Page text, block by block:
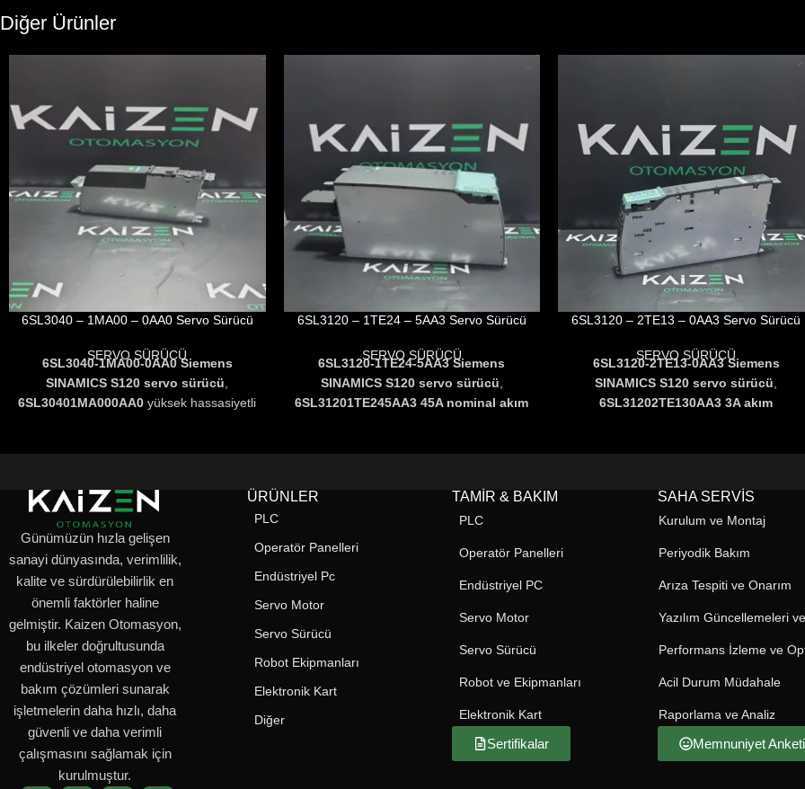
Diğer Ürünler
6SL3040 – 1MA00 – 0AA0 Servo Sürücü
SERVO SÜRÜCÜ
6SL3040-1MA00-0AA0 Siemens
SINAMICS S120 servo sürücü
6SL30401MA000AA0yüksek hassasiyetli
ve enerji verimliliği sağlayan akıllı
sürücü teknolojisiyle
uygulamalarda bile üstün performans
sunar.
6SL3120 – 1TE24 – 5AA3 Servo Sürücü
SERVO SÜRÜCÜ
6SL3120-1TE24-5AA3 Siemens
SINAMICS S120 servo sürücü
6SL31201TE245AA345A nominal akım
PROFIBUS ve EtherCAT desteği ile
kolay entegrasyon sağlar
6SL3120 – 2TE13 – 0AA3 Servo Sürücü
SERVO SÜRÜCÜ
6SL3120-2TE13-0AA3 Siemens
SINAMICS S120 servo sürücü
6SL31202TE130AA33A akım
PROFIBUS ve EtherCAT desteği
sayesinde sistemlere kolay
Günümüzün hızla gelişen
sanayi dünyasında, verimlilik,
kalite ve sürdürülebilirlik en
önemli faktörler haline
gelmiştir. Kaizen Otomasyon,
bu ilkeler doğrultusunda
endüstriyel otomasyon ve
bakım çözümleri sunarak
işletmelerin daha hızlı, daha
güvenli ve daha verimli
çalışmasını sağlamak için
kurulmuştur.
ÜRÜNLER
PLC
Operatör Panelleri
Endüstriyel Pc
Servo Motor
Servo Sürücü
Robot Ekipmanları
Elektronik Kart
Diğer
TAMIR & BAKIM
PLC
Operatör Panelleri
Endüstriyel PC
Servo Motor
Servo Sürücü
Robot ve Ekipmanları
Elektronik Kart
Sertifikalar
SAHA SERVIS
Kurulum ve Montaj
Periyodik Bakım
Arıza Tespiti ve Onarım
Yazılım Güncellemeleri
Performans İzleme ve
Acil Durum Müdahale
Raporlama ve Analiz
Memnuniyet Anketi